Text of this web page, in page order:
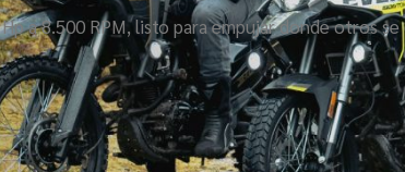
8.500 RPM, listo para empujar donde otros se